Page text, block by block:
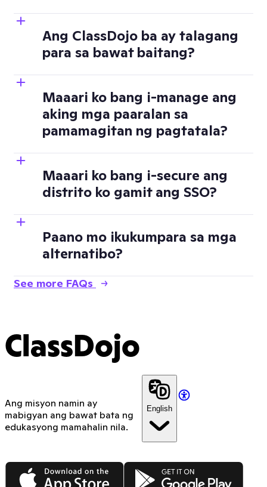
Ang ClassDojo ba ay talagang
para sa bawat baitang?
Maaari ko bang i-manage ang
aking mga paaralan sa
pamamagitan ng pagtatala?
Maaari ko bang i-secure ang
distrito ko gamit ang SSO?
Paano mo ikukumpara sa mga
alternatibo?
See more FAQs
ClassDojo
Ang misyon namin ay
mabigyan ang bawat bata ng
edukasyong mamahalin nila.
English
App Store Google Play